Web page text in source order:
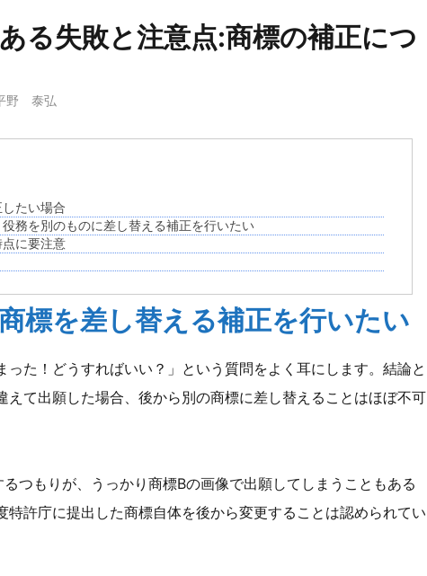
る失敗と注意点:商標の補正につ
野 泰弘
したい場合
役務を別のものに差し替える補正を行いたい
点に要注意
標を差し替える補正を行いたい
った！どうすればいい？」という質問をよく耳にします。結論と
えて出願した場合、後から別の商標に差し替えることはほぼ不可
つもりが、うっかり商標Bの画像で出願してしまうこともある
特許庁に提出した商標自体を後から変更することは認められてい